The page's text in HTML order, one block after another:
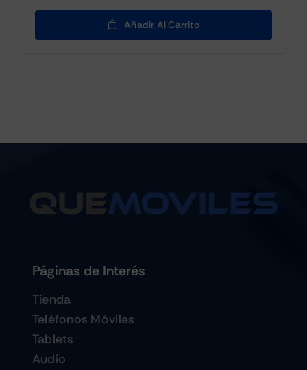
Añadir Al Carrito
Páginas de Interés
Tienda
Teléfonos Móviles
Tablets
Audio